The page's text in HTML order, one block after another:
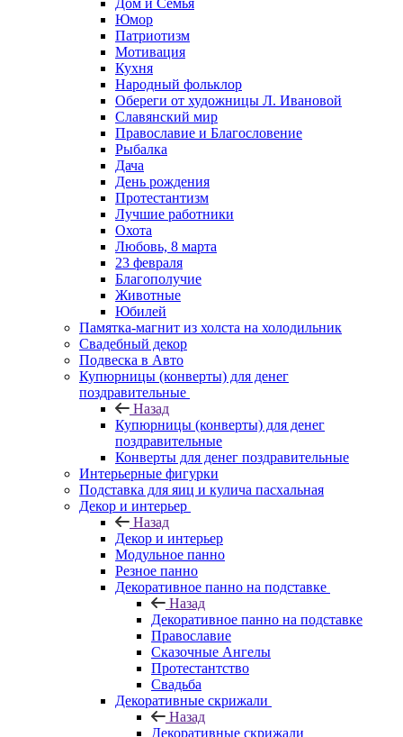
Дом и Семья
Юмор
Патриотизм
Мотивация
Кухня
Народный фольклор
Обереги от художницы Л. Ивановой
Славянский мир
Православие и Благословение
Рыбалка
Дача
День рождения
Протестантизм
Лучшие работники
Охота
Любовь, 8 марта
23 февраля
Благополучие
Животные
Юбилей
Памятка-магнит из холста на холодильник
Свадебный декор
Подвеска в Авто
Купюрницы (конверты) для денег
поздравительные
Назад
Купюрницы (конверты) для денег
поздравительные
Конверты для денег поздравительные
Интерьерные фигурки
Подставка для яиц и кулича пасхальная
Декор и интерьер
Назад
Декор и интерьер
Модульное панно
Резное панно
Декоративное панно на подставке
Назад
Декоративное панно на подставке
Православие
Сказочные Ангелы
Протестантство
Свадьба
Декоративные скрижали
Назад
Декоративные скрижали